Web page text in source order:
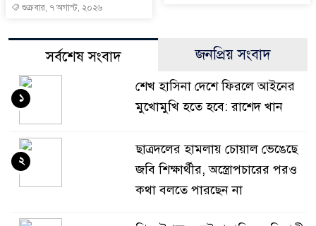
শুক্রবার, ৭ অগাস্ট, ২০২৬
সর্বশেষ সংবাদ জনপ্রিয় সংবাদ
শেখ হাসিনা দেশে ফিরলে আইনের
মুখোমুখি হতে হবে: রাশেদ খান
১
ছাত্রদলের হামলায় চোয়াল ভেঙেছে
জবি শিক্ষার্থীর, অস্ত্রোপচারের পরও
কথা বলতে পারছেন না
২